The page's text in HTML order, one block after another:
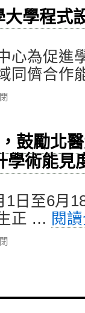
學程式
心為促進
同儕合
鼓勵北
學術能見
1日至6月
正 … 閱